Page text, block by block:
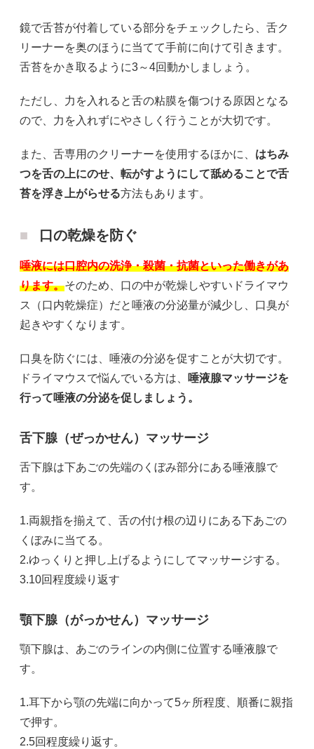
鏡で舌苔が付着している部分をチェックしたら、舌ク
リーナーを奥のほうに当てて手前に向けて引きます。
舌苔をかき取るように3～4回動かしましょう。
ただし、力を入れると舌の粘膜を傷つける原因となる
ので、力を入れずにやさしく行うことが大切です。
また、舌専用のクリーナーを使用するほかに、 はちみ
つを舌の上にのせ、転がすようにして舐めることで舌
苔を浮き上がらせる方法もあります。
口の乾燥を防ぐ
唾液には口腔内の洗浄・殺菌・抗菌といった働きがあ
ります。そのため、口の中が乾燥しやすいドライマウ
ス（口内乾燥症）だと唾液の分泌量が減少し、口臭が
起きやすくなります。
口臭を防ぐには、唾液の分泌を促すことが大切です。
ドライマウスで悩んでいる方は、
唾液腺マッサージを
行って唾液の分泌を促しましょう。
舌下腺（ぜっかせん）マッサージ
舌下腺は下あごの先端のくぼみ部分にある唾液腺で
す。
1.両親指を揃えて、舌の付け根の辺りにある下あごの
くぼみに当てる。
2.ゆっくりと押し上げるようにしてマッサージする。
3.10回程度繰り返す
顎下腺（がっかせん）マッサージ
顎下腺は、あごのラインの内側に位置する唾液腺で
す。
1.耳下から顎の先端に向かって5ヶ所程度、順番に親指
で押す。
2.5回程度繰り返す。